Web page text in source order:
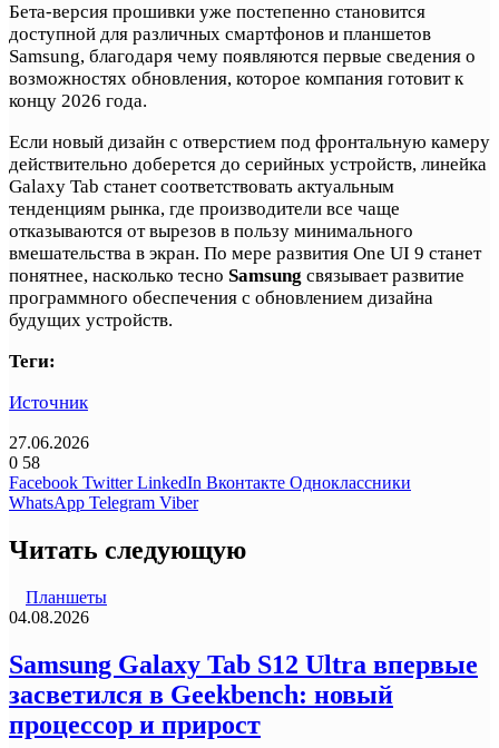
Бета-версия прошивки уже постепенно становится
доступной для различных смартфонов и планшетов
Samsung, благодаря чему появляются первые сведения о
возможностях обновления, которое компания готовит к
концу 2026 года.
Если новый дизайн с отверстием под фронтальную камеру
действительно доберется до серийных устройств, линейка
Galaxy Tab станет соответствовать актуальным
тенденциям рынка, где производители все чаще
отказываются от вырезов в пользу минимального
вмешательства в экран. По мере развития One UI 9 станет
понятнее, насколько тесно Samsung связывает развитие
программного обеспечения с обновлением дизайна
будущих устройств.
Теги:
Источник
27.06.2026
0 58
Facebook Twitter LinkedIn Вконтакте Одноклассники
WhatsApp Telegram Viber
Читать следующую
Планшеты
04.08.2026
Samsung Galaxy Tab S12 Ultra впервые
засветился в Geekbench: новый
процессор и прирост